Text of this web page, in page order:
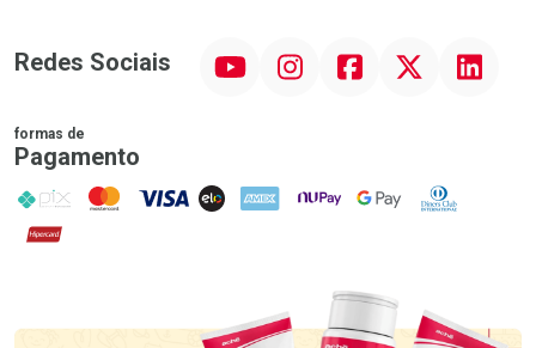
Redes Sociais InstagramFacebook Linkedin
formas de
Pagamento
PIX MasterCard
VISA ELO AMEX NuPay Google PayDiners Club
Hipercard
Promoção em Destaque